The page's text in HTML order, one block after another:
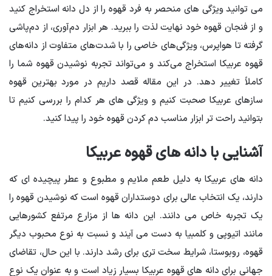
می توانید ویژگی های منحصر به فرد قهوه را از دل دانه استخراج کنید
و از فنجان قهوه خود نهایت لذت را ببرید. هر ابزار دم‌آوری، از دم‌پاشی
گرفته تا هواپرس، ویژگی‌های خاصی را با شدت‌های متفاوت از دانه‌های
قهوه عربیکا استخراج می‌کند و می‌تواند تجربه نوشیدن قهوه شما را
کاملاً تغییر دهد. در این مقاله قصد داریم در مورد بهترین قهوه
سازهای عربیکا صحبت کنیم و ویژگی های هر کدام را بررسی کنیم تا
بتوانید راحت تر ابزار مناسب دم کردن قهوه خود را پیدا کنید.
آشنایی با دانه های قهوه عربیکا
دانه های عربیکا به دلیل طعم ملایم و مطبوع و عطر پیچیده ای که
دارند، یک انتخاب عالی برای دوستداران قهوه است که نوشیدن قهوه را
یک تجربه خاص می دانند. این دانه ها از مزارع مرتفع کشورهایی
مانند اتیوپی و کلمبیا به دست می آیند و نسبت به نوع محبوب دیگر
قهوه، روبوستا، شرایط سخت تری برای رشد دارند. با این حال، تقاضای
جهانی برای دانه های قهوه عربیکا بسیار زیاد است و به عنوان یک نوع